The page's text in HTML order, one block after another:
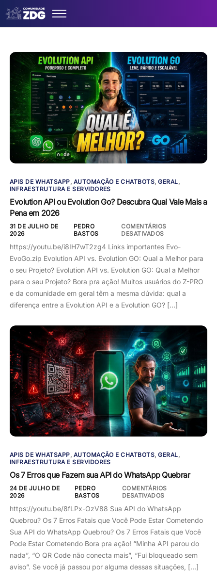
Sistema ZPRO
Blog
Área de Membros
APIS DE WHATSAPP , AUTOMAÇÃO E CHATBOTS,GERAL ,
INFRAESTRUTURA E SERVIDORES
Evolution API ou Evolution Go? Descubra Qual Vale Mais a
Pena em 2026
31 DE JULHO DE
2026
PEDRO
BASTOS
COMENTÁRIOS
DESATIVADOS
https://youtu.be/i8IH7wT2zg4 Links importantes Evo-
EvoGo.zip Evolution API vs. Evolution GO: Qual a Melhor para
o seu Projeto? Evolution API vs. Evolution GO: Qual a Melhor
para o seu Projeto? Bora pra ação! Muitos usuários do Z-PRO
e da comunidade em geral têm a mesma dúvida: qual a
diferença entre a Evolution API e a Evolution GO? […]
APIS DE WHATSAPP , AUTOMAÇÃO E CHATBOTS,GERAL ,
INFRAESTRUTURA E SERVIDORES
Os 7 Erros que Fazem sua API do WhatsApp Quebrar
24 DE JULHO DE
2026
PEDRO
BASTOS
COMENTÁRIOS
DESATIVADOS
https://youtu.be/8fLPx-OzV88 Sua API do WhatsApp
Quebrou? Os 7 Erros Fatais que Você Pode Estar Cometendo
Sua API do WhatsApp Quebrou? Os 7 Erros Fatais que Você
Pode Estar Cometendo Bora pra ação! “Minha API parou do
nada”, “O QR Code não conecta mais”, “Fui bloqueado sem
aviso”. Se você já passou por alguma dessas situações, […]